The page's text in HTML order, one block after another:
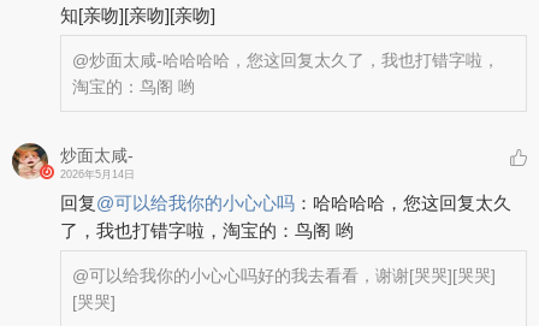
知[亲吻][亲吻][亲吻]
@炒面太咸-哈哈哈哈，您这回复太久了，我也打错字啦，
淘宝的：鸟阁 哟
炒面太咸-
2026年5月14日
回复@可以给我你的小心心吗 ： 哈哈哈哈，您这回复太久
了，我也打错字啦，淘宝的：鸟阁 哟
@可以给我你的小心心吗好的我去看看，谢谢[哭哭][哭哭]
[哭哭]